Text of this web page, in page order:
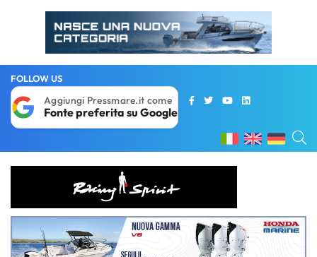
FOLLOW US
Aggiungi Pressmare.it come
Fonte preferita su Google